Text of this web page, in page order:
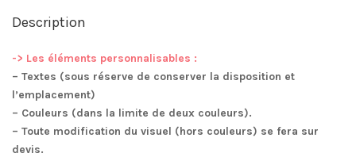
Description
-> Les éléments personnalisables :
– Textes (sous réserve de conserver la disposition et
l’emplacement)
– Couleurs (dans la limite de deux couleurs).
– Toute modification du visuel (hors couleurs) se fera sur
devis.